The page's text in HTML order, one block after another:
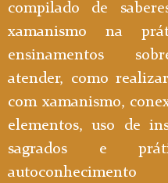
compilado de
xamanismo na
ensinamentos
atender, como
com xamanismo,
elementos, uso de
sagrados e